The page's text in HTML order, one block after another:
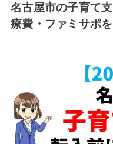
名古屋市の子育て
療費・ファミサポ